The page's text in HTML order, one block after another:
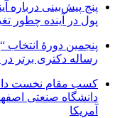
پنج پیش‌بینی درباره
پول در آینده چطور
پنجمین دورۀ انتخاب
رساله دکتری برتر
کسب مقام نخست
دانشگاه صنعتی
آمریکا